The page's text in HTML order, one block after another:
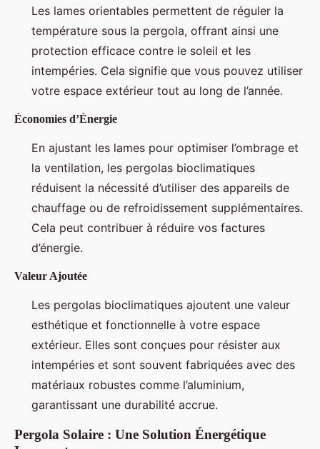
Les lames orientables permettent de réguler la
température sous la pergola, offrant ainsi une
protection efficace contre le soleil et les
intempéries. Cela signifie que vous pouvez utiliser
votre espace extérieur tout au long de l’année.
Économies d’Énergie
En ajustant les lames pour optimiser l’ombrage et
la ventilation, les pergolas bioclimatiques
réduisent la nécessité d’utiliser des appareils de
chauffage ou de refroidissement supplémentaires.
Cela peut contribuer à réduire vos factures
d’énergie.
Valeur Ajoutée
Les pergolas bioclimatiques ajoutent une valeur
esthétique et fonctionnelle à votre espace
extérieur. Elles sont conçues pour résister aux
intempéries et sont souvent fabriquées avec des
matériaux robustes comme l’aluminium,
garantissant une durabilité accrue.
Pergola Solaire : Une Solution Énergétique